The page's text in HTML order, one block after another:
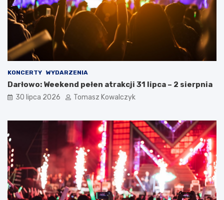
KONCERTY WYDARZENIA
Darłowo: Weekend pełen atrakcji 31 lipca – 2 sierpnia
30 lipca 2026 Tomasz Kowalczyk